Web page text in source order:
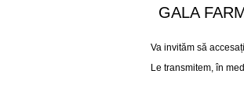
GALA
Va invităm să
Le transmitem, în